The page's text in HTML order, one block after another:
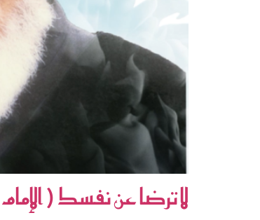
لا ترضا عن نفسك (